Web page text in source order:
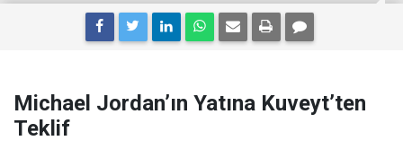
Michael Jordan’ın Yatına Kuveyt’ten
Teklif